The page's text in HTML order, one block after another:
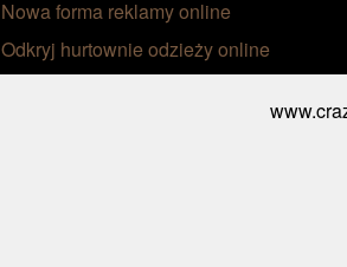
Nowa forma reklamy online
Odkryj hurtownie odzieży online